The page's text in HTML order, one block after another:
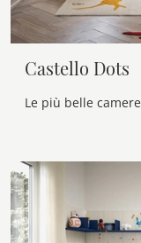
Castello Dots